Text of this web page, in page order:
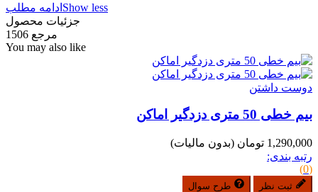
ادامه مطلب Show less
جزئیات محصول
مرجع 1506
You may also like
دوست داشتن
بیم خطی 50 متری دزدگیر اماکن
1,290,000 تومان
(بدون مالیات)
رتبه بندی:
(0)
ثبت نظر طرح سوال